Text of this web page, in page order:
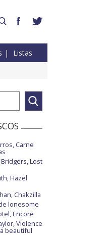
Listas
Carne
Lost
Hazel
Chakzilla
lonesome
Encore
Violence
beautiful